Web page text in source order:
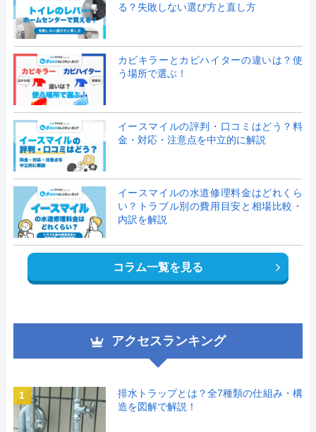
る？失敗しない選び方と直し方
カビキラーとカビハイターの違いは？使
う場所で選ぶ！
イースマイルの評判・口コミはどう？料
金・対応・注意点を中立的に解説
イースマイルの水道修理料金はどれくら
い？トラブル別の費用目安と相場比較・
内訳を解説
コラム一覧を見る
アクセスランキング
1
排水トラップとは？全7種類の仕組み・構
造を図解で解説！